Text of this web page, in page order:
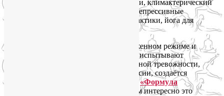
заболевания суставов, коррекция осанки, климактерический
синдром, повышенная тревожность и депрессивные
состояния, снижение веса, женские практики, йога для
Для людей, которые работают в напряженном режиме и
регулярно испытывают стресс, а также испытывают
необходимость избавиться об повышенной тревожности,
бессонницы, панических атак и депрессии, создаётся
специальная группа йоги на Соколе —«Формула
. Напишите Лие, если Вам интересно это